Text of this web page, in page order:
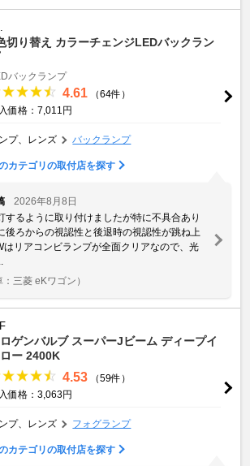
切り替え カラーチェンジLEDバックラン
バックランプ
4.61
（64件）
価格：7,011円
プ、レンズ バックランプ
カテゴリの取付店を探す
2026年8月8日
するように取り付けましたが特に不具合あり
後ろからの視認性と後退時の視認性が跳ね上
はリアコンビランプが全面クリアなので、光
：三菱 eKワゴン）
ゲンバルブ スーパーJビーム ディープイ
ー 2400K
4.53
（59件）
価格：3,063円
プ、レンズ フォグランプ
カテゴリの取付店を探す